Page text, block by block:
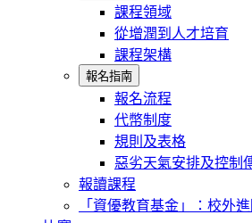
課程領域
從增潤到人才培育
課程架構
報名指南
報名流程
代幣制度
規則及表格
惡劣天氣安排及控制
報讀課程
「資優教育基金」：校外